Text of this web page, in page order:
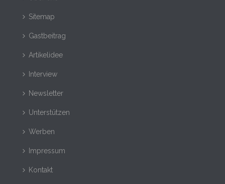
Sitemap
Gastbeitrag
Artikelidee
Interview
Newsletter
Unterstützen
Werben
Impressum
Kontakt